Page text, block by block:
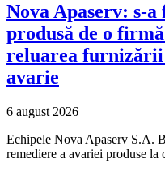
Nova Apaserv: s-
produsă de o
reluarea furnizării
avarie
6 august 2026
Echipele Nova Apaserv S.A.
remediere a avariei produse